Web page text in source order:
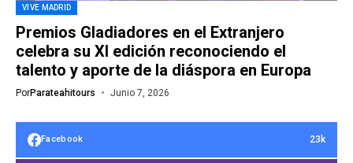
VIVE MADRID
Premios Gladiadores en el Extranjero
celebra su XI edición reconociendo el
talento y aporte de la diáspora en Europa
PorParateahitours Junio 7, 2026
Facebook 23k